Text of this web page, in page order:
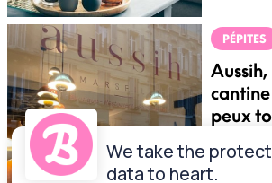
PÉPITES
peux
We take the
data to heart.